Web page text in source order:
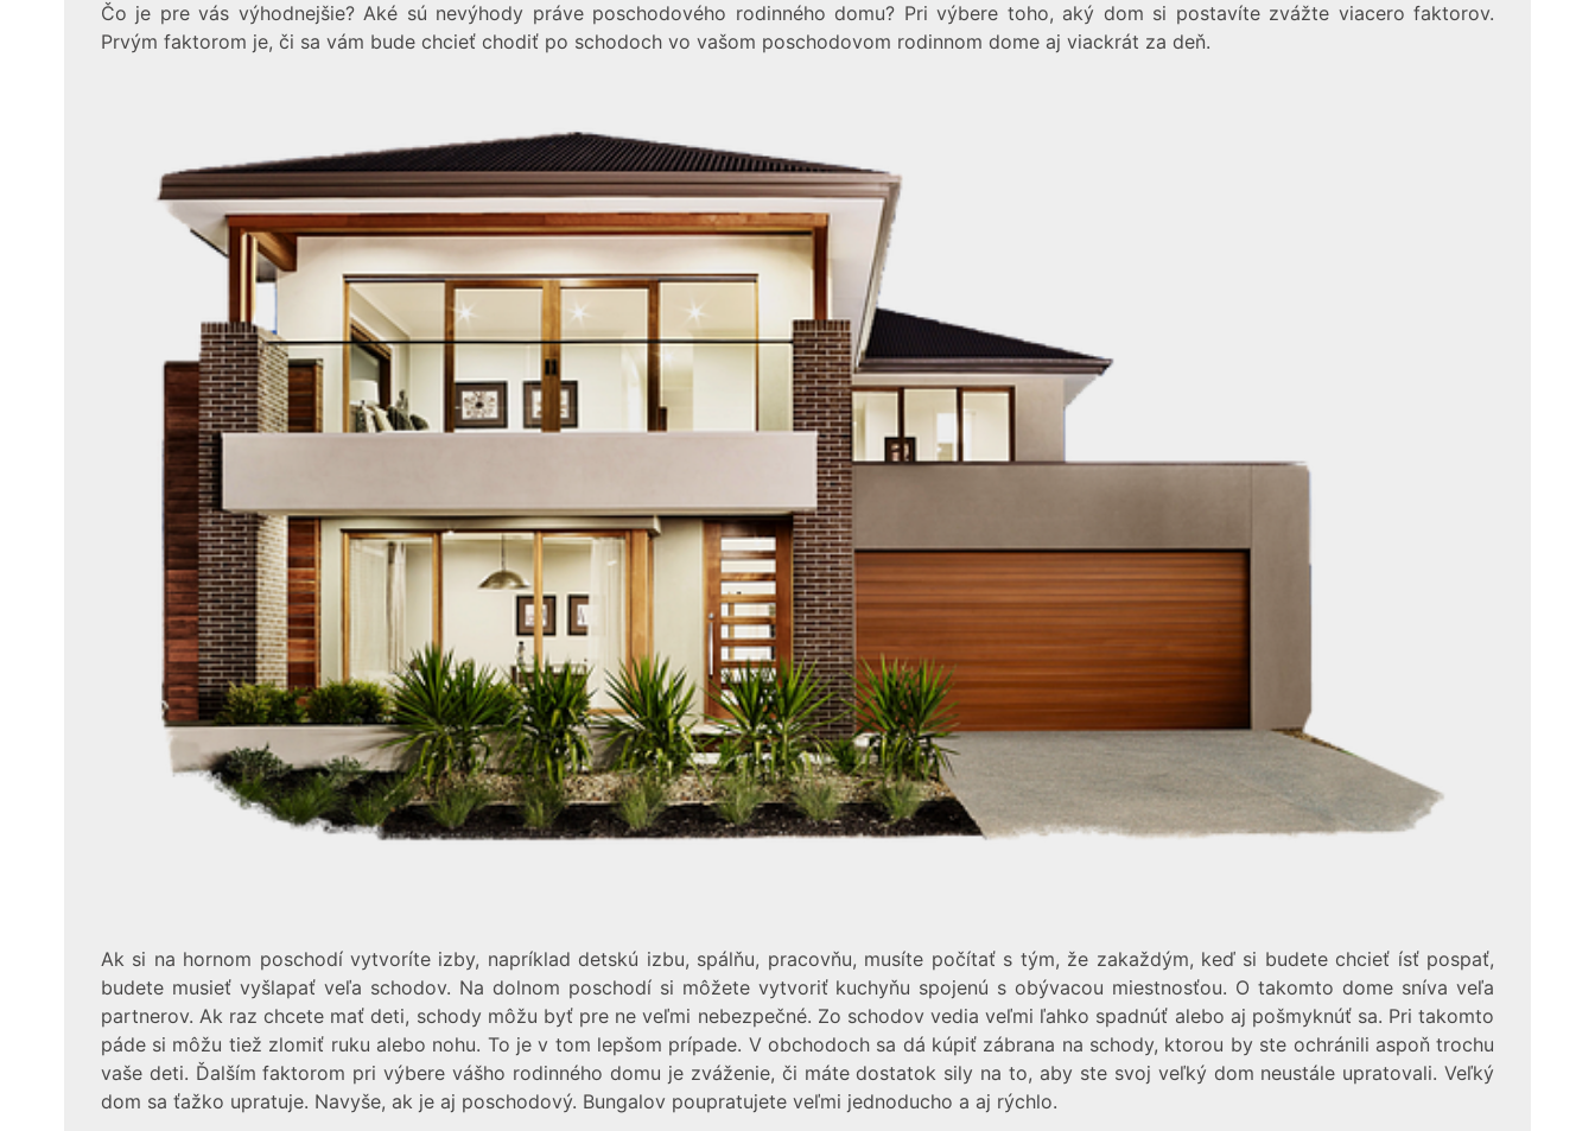
Čo je pre vás výhodnejšie? Aké sú nevýhody práve poschodového rodinného domu? Pri výbere toho, aký dom si postavíte zvážte viacero faktorov.
Prvým faktorom je, či sa vám bude chcieť chodiť po schodoch vo vašom poschodovom rodinnom dome aj viackrát za deň.
Ak si na hornom poschodí vytvoríte izby, napríklad detskú izbu, spálňu, pracovňu, musíte počítať s tým, že zakaždým, keď si budete chcieť ísť pospať,
budete musieť vyšlapať veľa schodov. Na dolnom poschodí si môžete vytvoriť kuchyňu spojenú s obývacou miestnosťou. O takomto dome sníva veľa
partnerov. Ak raz chcete mať deti, schody môžu byť pre ne veľmi nebezpečné. Zo schodov vedia veľmi ľahko spadnúť alebo aj pošmyknúť sa. Pri takomto
páde si môžu tiež zlomiť ruku alebo nohu. To je v tom lepšom prípade. V obchodoch sa dá kúpiť zábrana na schody, ktorou by ste ochránili aspoň trochu
vaše deti. Ďalším faktorom pri výbere vášho rodinného domu je zváženie, či máte dostatok sily na to, aby ste svoj veľký dom neustále upratovali. Veľký
dom sa ťažko upratuje. Navyše, ak je aj poschodový. Bungalov poupratujete veľmi jednoducho a aj rýchlo.